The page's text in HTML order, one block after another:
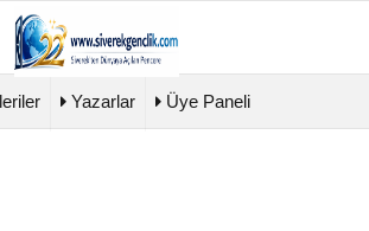
Yazarlar Üye Paneli